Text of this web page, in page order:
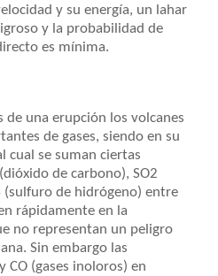
y su energía, un lahar
y la probabilidad de
es mínima.
de una erupción los volcanes
de gases, siendo en su
cual se suman ciertas
de carbono), SO2
(sulfuro de hidrógeno) entre
rápidamente en la
no representan un peligro
Sin embargo las
CO (gases inoloros) en